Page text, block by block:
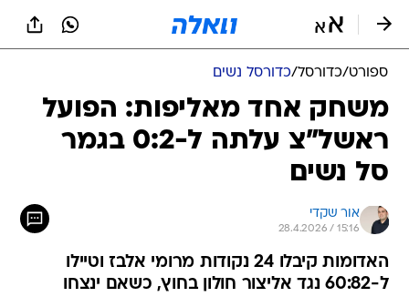
ספורט/כדורסל/כדורסל נשים
משחק אחד מאליפות: הפועל
ראשל"צ עלתה ל-0:2 בגמר
סל נשים
אור שקדי
28.4.2026 / 15:16
האדומות קיבלו 24 נקודות מרומי אלבז וטיילו
ל-60:82 נגד אליצור חולון בחוץ, כשאם ינצחו